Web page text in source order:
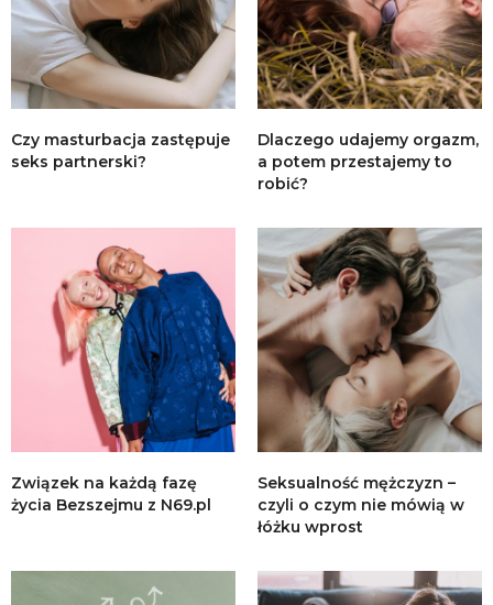
Czy masturbacja zastępuje
seks partnerski?
Dlaczego udajemy orgazm,
a potem przestajemy to
robić?
Związek na każdą fazę
życia Bezszejmu z N69.pl
Seksualność mężczyzn –
czyli o czym nie mówią w
łóżku wprost